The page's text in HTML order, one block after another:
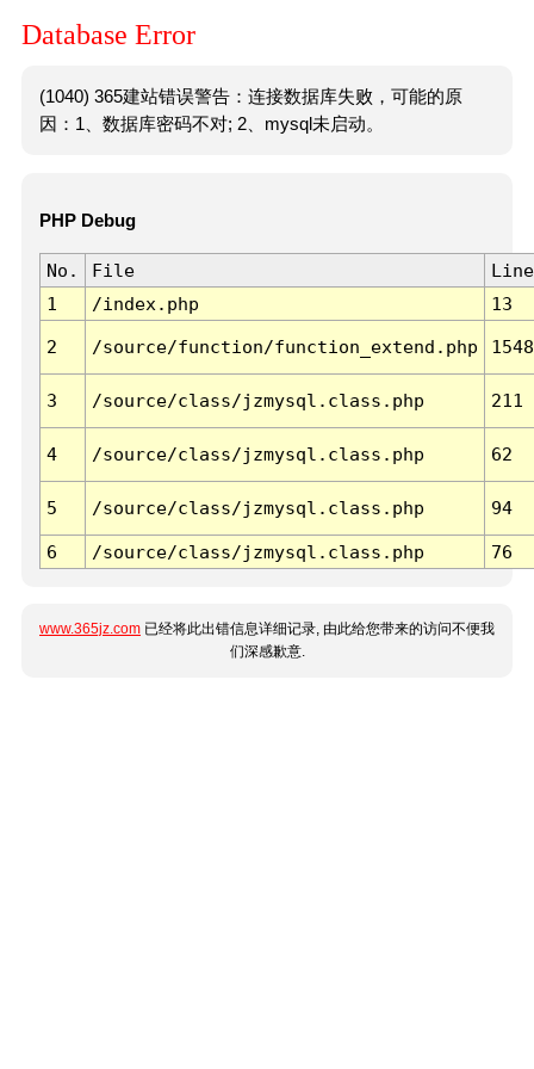
Database Error
(1040) 365建站错误警告：连接数据库失败，可能的原
因：1、数据库密码不对; 2、mysql未启动。
PHP Debug
No. File
Line
1
/index.php 13
2 /source/function/function_extend.php 1548
3 /source/class/jzmysql.class.php 211
4 /source/class/jzmysql.class.php 62
5 /source/class/jzmysql.class.php 94
6 /source/class/jzmysql.class.php 76
www.365jz.com 已经将此出错信息详细记录, 由此给您带来的访问不便我
们深感歉意.